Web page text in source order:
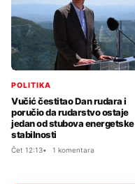
POLITIKA
Vučić čestitao Dan rudara i
poručio da rudarstvo ostaje
jedan od stubova energetske
stabilnosti
Čet 12:13 1 komentara